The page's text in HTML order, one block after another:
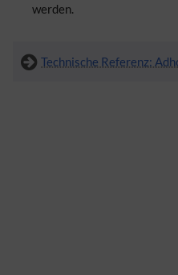
werden.
Technische Referenz: